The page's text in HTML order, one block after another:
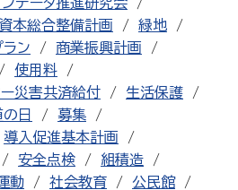
本総合整備計画
緑地
ン
商業振興計画
使用料
災害共済給付
生活保護
日
募集
導入促進基本計画
安全点検
組積造
動 社会教育
公民館